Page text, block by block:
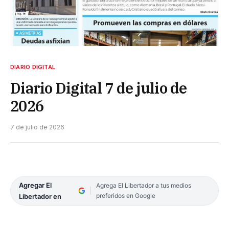
DIARIO DIGITAL
Diario Digital 7 de julio de
2026
7 de julio de 2026
Agregar El
Libertador en
Agrega El Libertador a tus medios
preferidos en Google